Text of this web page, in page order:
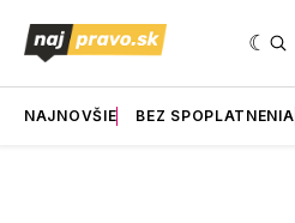
NAJNOVŠIE BEZ SPOPLATNENIA